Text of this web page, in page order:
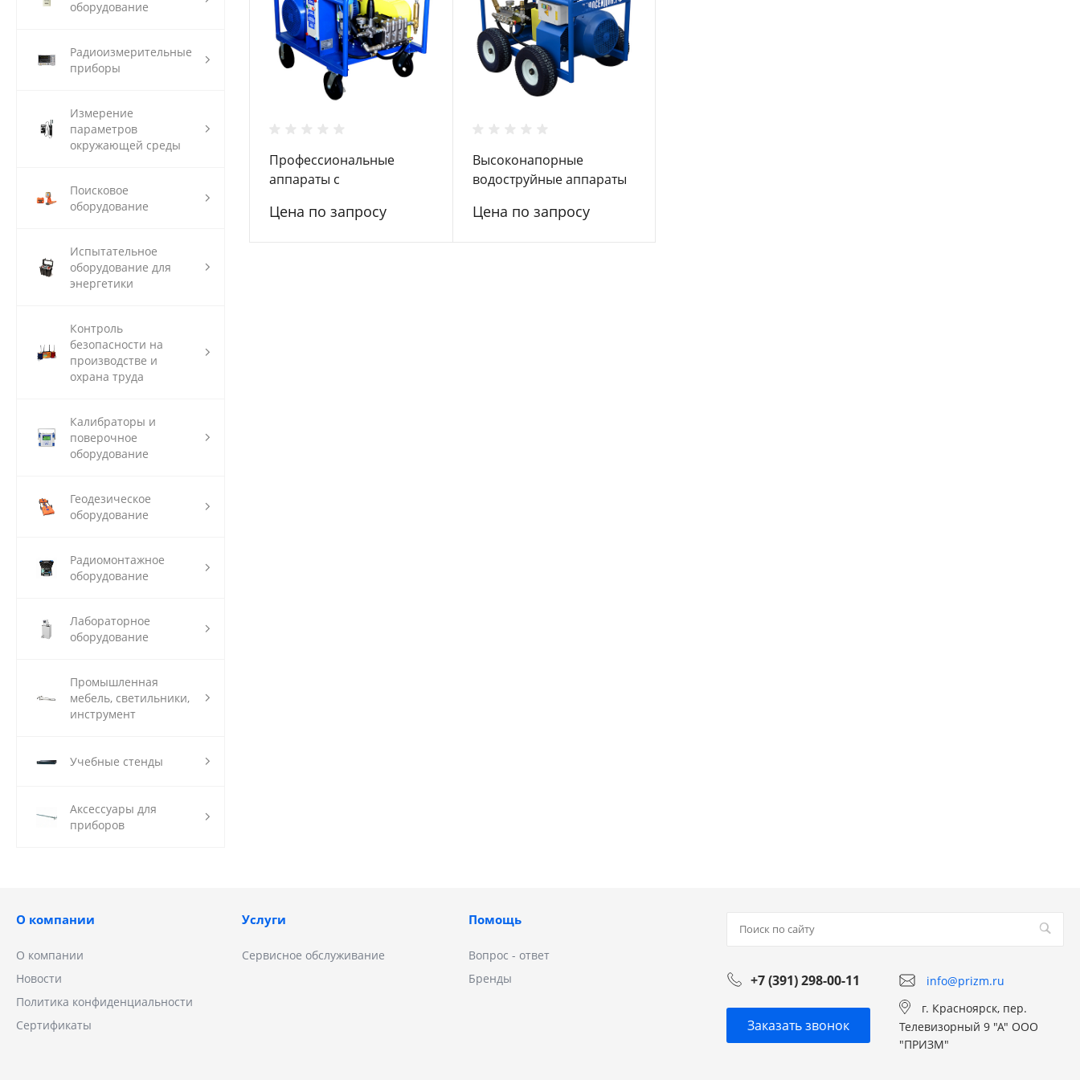
оборудование
Радиоизмерительные
приборы
Измерение
параметров
окружающей среды
Поисковое
оборудование
Испытательное
оборудование для
энергетики
Контроль
безопасности на
производстве и
охрана труда
Калибраторы и
поверочное
оборудование
Геодезическое
оборудование
Радиомонтажное
оборудование
Лабораторное
оборудование
Промышленная
мебель, светильники,
инструмент
Учебные стенды
Аксессуары для
приборов
Профессиональные
аппараты с
Посейдон ВНА-500-30
Цена по запросу
Высоконапорные
водоструйные аппараты
Посейдон ВНА-500-17
Цена по запросу
О компании
О компании
Новости
Политика конфиденциальности
Сертификаты
Услуги
Сервисное обслуживание
Помощь
Вопрос - ответ
Бренды
+7 (391) 298-00-11 info@prizm.ru
Заказать звонок
г. Красноярск, пер.
Телевизорный 9 "А" ООО
"ПРИЗМ"